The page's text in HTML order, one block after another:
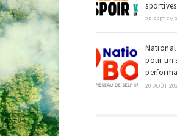
25
pour un
20 AOÛT